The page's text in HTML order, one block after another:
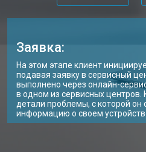
Замена звуковой карты
Замена оперативной памяти
Прошивка BIOS ноутбука Honor
Заявка:
На этом этапе клиент
подавая заявку в сервисный
выполнено через онлайн-
в одном из сервисных центров.
детали проблемы, с которой он
информацию о своем